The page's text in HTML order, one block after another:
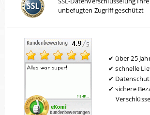
unbefugten Zugriff geschützt
über 25
schnelle
sichere